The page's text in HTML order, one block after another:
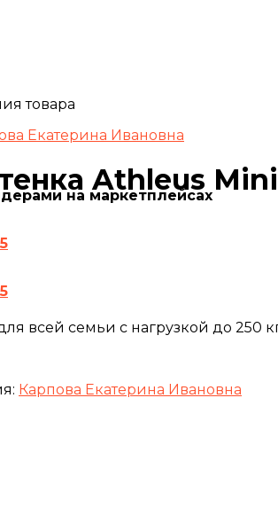
на маркетплейсах
Екатерина Ивановна
Athleus
всей семьи с нагрузкой до 250
Карпова Екатерина Ивановна